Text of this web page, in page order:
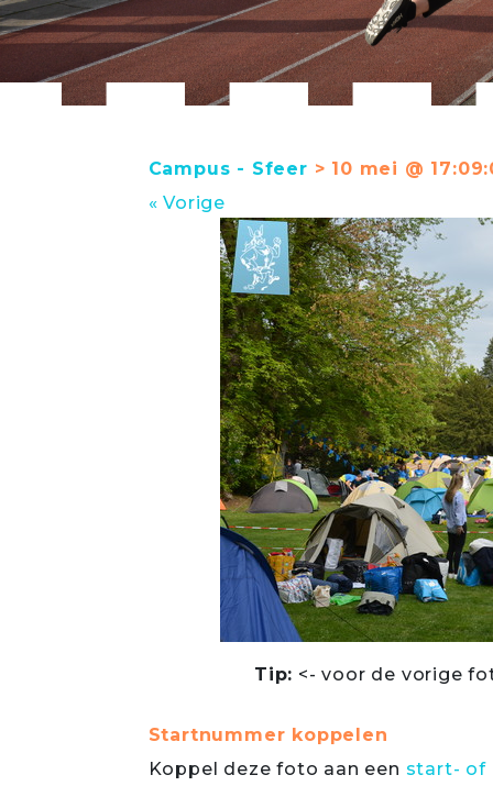
Campus - Sfeer > 10 mei @
« Vorige
Tip: <- voor de vorige
Startnummer koppelen
Koppel deze foto aan een start- of